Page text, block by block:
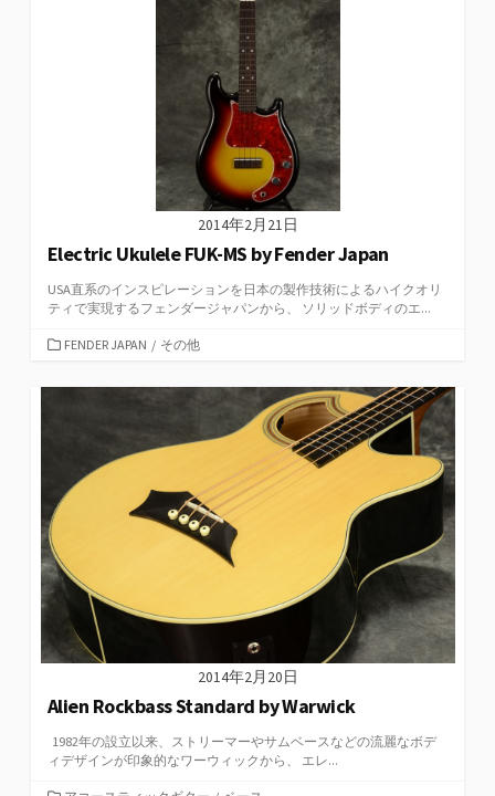
2014年2月21日
Electric Ukulele FUK-MS by Fender Japan
USA直系のインスピレーションを日本の製作技術によるハイクオリ
ティで実現するフェンダージャパンから、 ソリッドボディのエ...
カ
ゴ
FENDER JAPAN / その他
2014年2月20日
Alien Rockbass Standard by Warwick
1982年の設立以来、ストリーマーやサムベースなどの流麗なボデ
ィデザインが印象的なワーウィックから、 エレ...